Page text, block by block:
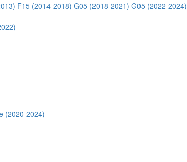
F15 (2014-2018) G05 (2018-2021) G05 (2022-2024)
(2020-2024)